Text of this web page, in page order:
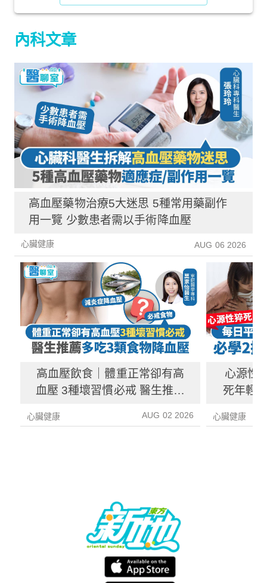
內科文章
高血壓藥物治療5大迷思 5種常用藥副作
用一覽 少數患者需以手術降血壓
心臟健康 AUG 06 2026
高血壓飲食｜體重正常卻有高
血壓 3種壞習慣必戒 醫生推薦
心臟健康 AUG 02 2026
心源性
死年輕
心臟健康